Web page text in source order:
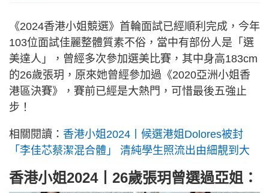
《2024香港小姐競選》首輪面試已經順利完成，今年
103位面試佳麗整體質素不俗，當中有部份人是「選
美達人」，曾經多次參加選美比賽，其中身高183cm
的26歲張玥，原來她曾經參加過《2020亞洲小姐香
港區決賽》，賽前已經是大熱門，可惜最後五強止
步！
相關閱讀： 香港小姐2024丨候選港姐Dolores被封
「李佳芯蔡潔混合體」 清純學生照流出由細靚到大
香港小姐2024丨26歲張玥曾選過亞姐：